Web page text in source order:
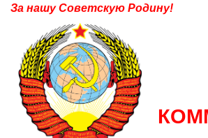
За нашу Советскую Родину!